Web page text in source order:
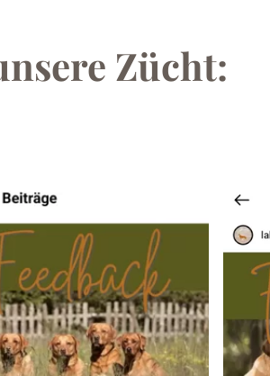
Zücht: